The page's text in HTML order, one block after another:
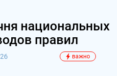
национальных
правил
важно